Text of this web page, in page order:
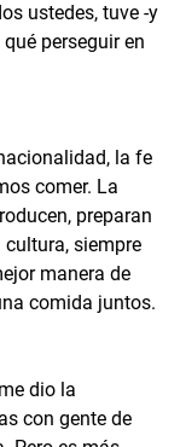
ustedes, tuve -y
perseguir en
la fe
comer. La
preparan
siempre
manera de
comida juntos.
dio la
con gente de